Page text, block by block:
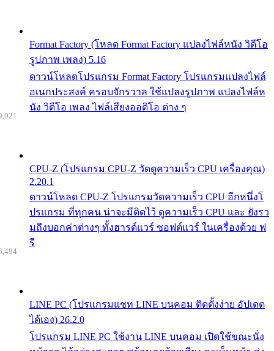
Format Factory (โหลด Format Factory แปลงไฟล์หนัง วิดีโอ
รูปภาพ เพลง) 5.16
ดาวน์โหลดโปรแกรม Format Factory โปรแกรมแปลงไฟล์
อเนกประสงค์ ครอบจักรวาล ใช้แปลงรูปภาพ แปลงไฟล์ห
นัง วิดีโอ เพลง ไฟล์เสียงออดิโอ ต่าง ๆ
CPU-Z (โปรแกรม CPU-Z วัดดูความเร็ว CPU เครื่องคุณ)
2.20.1
ดาวน์โหลด CPU-Z โปรแกรมวัดความเร็ว CPU อีกหนึ่งโ
ปรแกรม ที่ทุกคน น่าจะมีติดไว้ ดูความเร็ว CPU และ ยังรว
มถึงบอกค่าต่างๆ ทั้งฮารด์แวร์ ซอฟต์แวร์ ในเครื่องด้วย ฟ
รี
LINE PC (โปรแกรมแชท LINE บนคอม ติดตั้งง่าย อัปเดต
ได้เอง) 26.2.0
โปรแกรม LINE PC ใช้งาน LINE บนคอม เปิดใช้ขณะนั่ง